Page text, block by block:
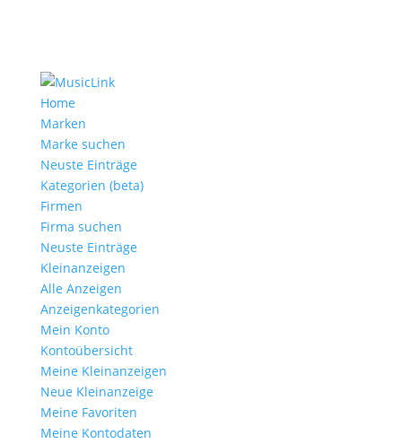
Home
Marken
Marke suchen
Neuste Einträge
Kategorien (beta)
Firmen
Firma suchen
Neuste Einträge
Kleinanzeigen
Alle Anzeigen
Anzeigen­kategorien
Mein Konto
Kontoübersicht
Meine Kleinanzeigen
Neue Kleinanzeige
Meine Favoriten
Meine Kontodaten